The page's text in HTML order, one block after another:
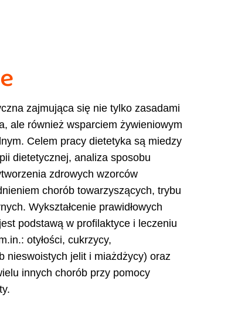
zajmująca się nie tylko zasadami
ale również wsparciem żywieniowym
Celem pracy dietetyka są miedzy
dietetycznej, analiza sposobu
zdrowych wzorców
chorób towarzyszących, trybu
Wykształcenie prawidłowych
podstawą w profilaktyce i leczeniu
otyłości, cukrzycy,
nieswoistych jelit i miażdżycy) oraz
innych chorób przy pomocy